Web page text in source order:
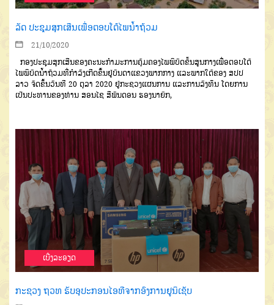
ລັດ ປະຊຸມສຸກເສີນເພື່ອຕອບໂຕ້ໄພນໍ້າຖ້ວມ
21/10/2020
ກອງປະຊຸມສຸກເສີນຂອງຄະນະກຳມະການຄຸ້ມຄອງໄພພິບັດຂັ້ນສູນກາງເພື່ອຕອບໂຕ້
ໄພພິບັດນໍ້າຖ້ວມທີ່ກຳລັງເກີດຂຶ້ນຢູ່ບັນດາແຂວງພາກກາງ ແລະພາກໃຕ້ຂອງ ສປປ
ລາວ ຈັດຂຶ້ນວັນທີ 20 ຕຸລາ 2020 ຢູ່ກະຊວງແຜນການ ແລະການລົງທຶນ ໂດຍການ
ເປັນປະທານຂອງທ່ານ ສອນໄຊ ສີພັນດອນ ຮອງນາຍົກ,
ເບີ່ງລະອຽດ
ກະຊວງ ຖວທ ຮັບອຸປະກອນໄອທີຈາກອົງການຢູນິເຊັບ